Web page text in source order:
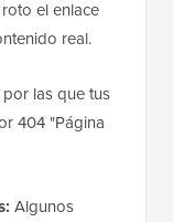
el enlace
real.
las que tus
404 "Página
Algunos